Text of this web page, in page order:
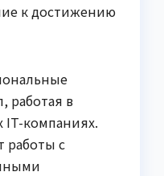
к достижению
работая в
IT-компаниях.
работы с